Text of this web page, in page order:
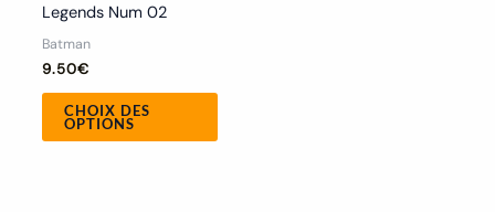
Legends Num 02
Batman
9.50€
CHOIX DES
OPTIONS